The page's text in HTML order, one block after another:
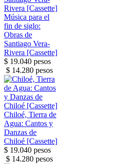
Música para el
fin de siglo:
Obras de
Santiago Vera-
Rivera [Cassette]
$ 19.040 pesos
$ 14.280 pesos
Chiloé, Tierra de
Agua: Cantos y
Danzas de
Chiloé [Cassette]
$ 19.040 pesos
$ 14.280 pesos